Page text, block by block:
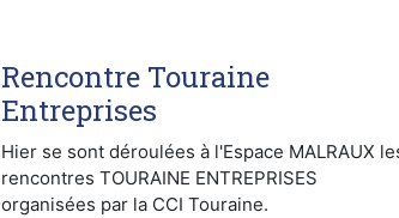
Rencontre Touraine
Entreprises
Hier se sont déroulées à l'Espace MALRAUX
rencontres TOURAINE ENTREPRISES
organisées par la CCI Touraine.